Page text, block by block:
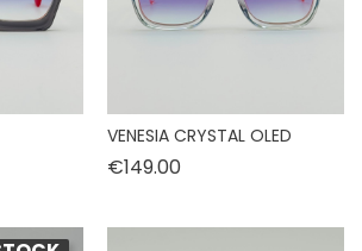
VENESIA CRYSTAL OLED
€149.00